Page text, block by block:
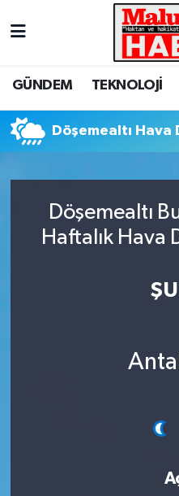
GÜNDEM TEKNOLOJİ
Döşemealtı Hava
Döşemealtı
Haftalık Hava
Nöbetçi Eczaneler
Tüm Manşetler